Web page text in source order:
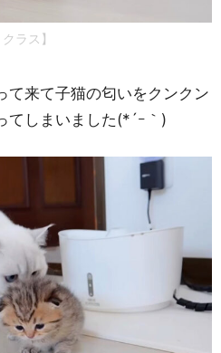
ラス】
て来て子猫の匂いをクンクン
てしまいました(*´ｰ｀)